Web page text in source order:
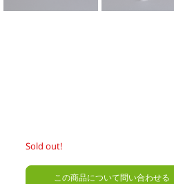
Sold out!
この商品について問い合わせる